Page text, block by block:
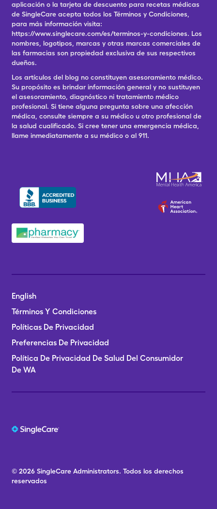
aplicación o la tarjeta de descuento para recetas médicas
de SingleCare acepta todos los Términos y Condiciones,
para más información visita:
https://www.singlecare.com/es/terminos-y-condiciones. Los
nombres, logotipos, marcas y otras marcas comerciales de
las farmacias son propiedad exclusiva de sus respectivos
dueños.
Los artículos del blog no constituyen asesoramiento médico.
Su propósito es brindar información general y no sustituyen
el asesoramiento, diagnóstico ni tratamiento médico
profesional. Si tiene alguna pregunta sobre una afección
médica, consulte siempre a su médico u otro profesional de
la salud cualificado. Si cree tener una emergencia médica,
llame inmediatamente a su médico o al 911.
English
Términos Y Condiciones
Políticas De Privacidad
Preferencias De Privacidad
Política De Privacidad De Salud Del Consumidor
De WA
© 2026 SingleCare Administrators. Todos los derechos
reservados